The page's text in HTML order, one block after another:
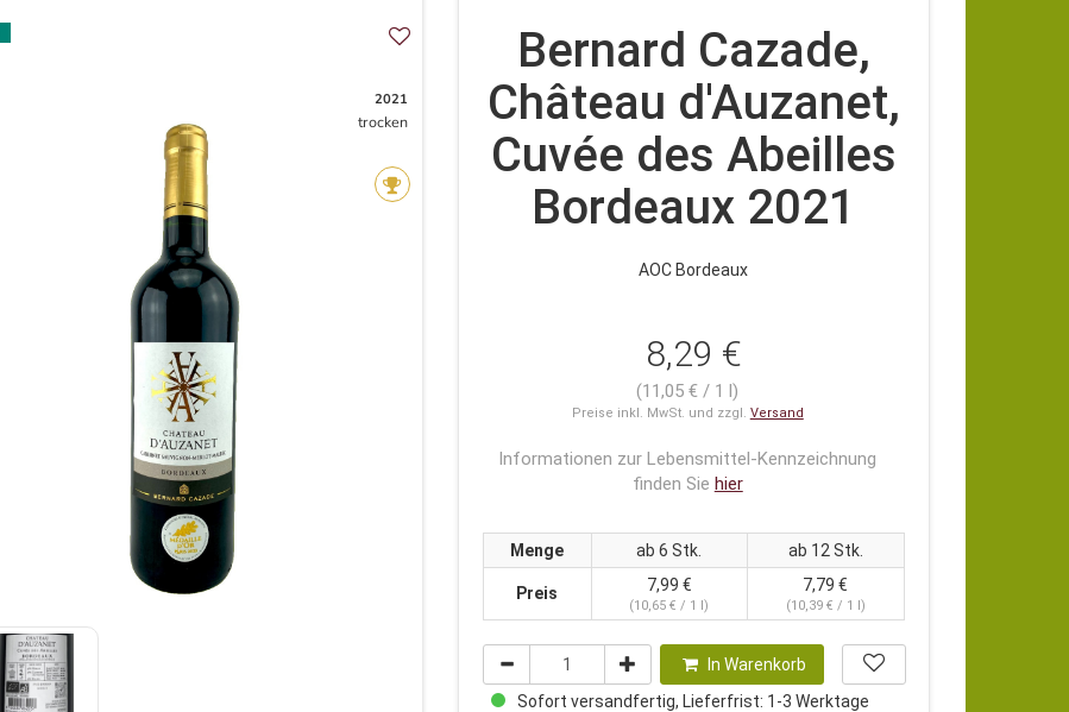
2021
trocken
Bernard Cazade,
Château d'Auzanet,
Cuvée des Abeilles
Bordeaux 2021
AOC Bordeaux
8,29 €
(11,05 € / 1 l)
Preise inkl. MwSt. und zzgl. Versand
Informationen zur Lebensmittel-Kennzeichnung
finden Sie hier
Menge ab 6 Stk. ab 12 Stk.
Preis 7,99 €
(10,65 € / 1 l)
7,79 €
(10,39 € / 1 l)
In Warenkorb
Sofort versandfertig, Lieferfrist: 1-3 Werktage